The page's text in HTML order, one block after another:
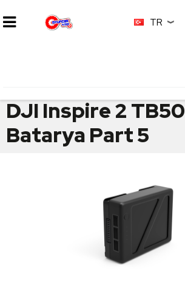
TR
DJI Inspire 2 TB50
Batarya Part 5